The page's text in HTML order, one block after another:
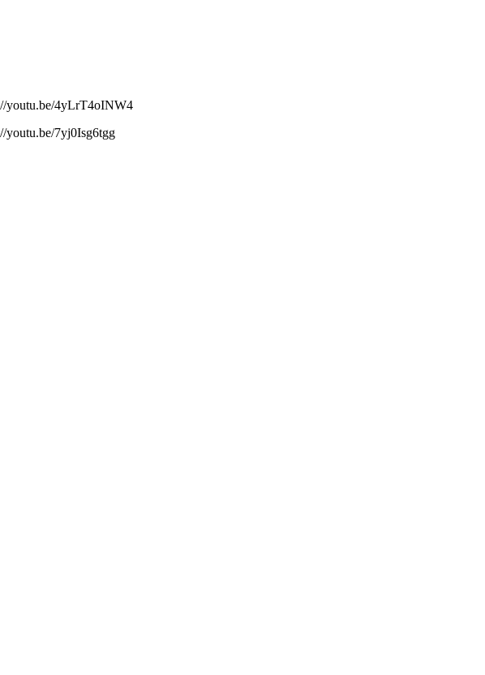
youtu.be/4yLrT4oINW4
youtu.be/7yj0Isg6tgg